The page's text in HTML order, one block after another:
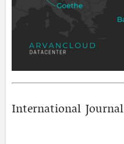
International